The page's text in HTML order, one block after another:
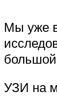
Мы уже
УЗИ на